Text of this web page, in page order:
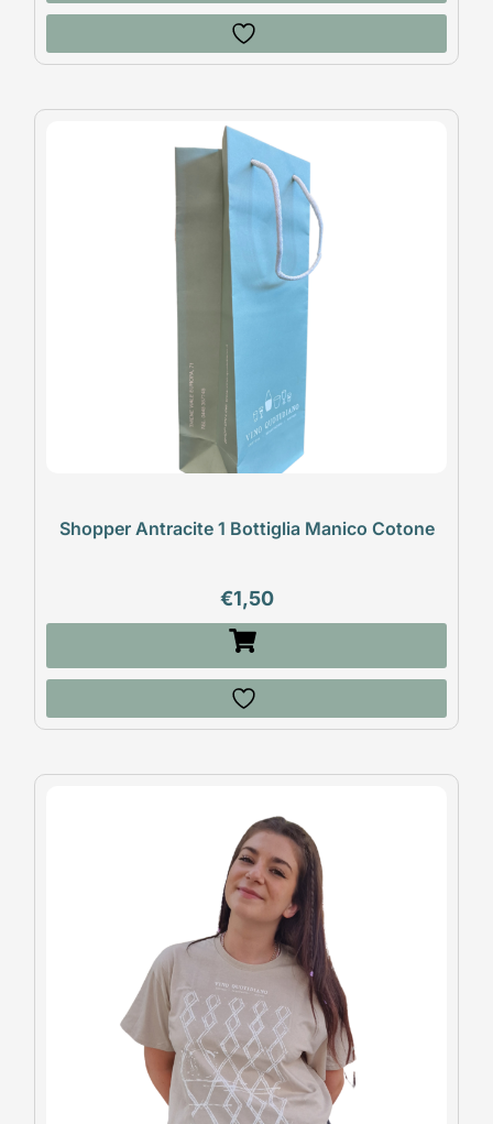
Shopper Antracite 1 Bottiglia Manico Cotone
€1,50